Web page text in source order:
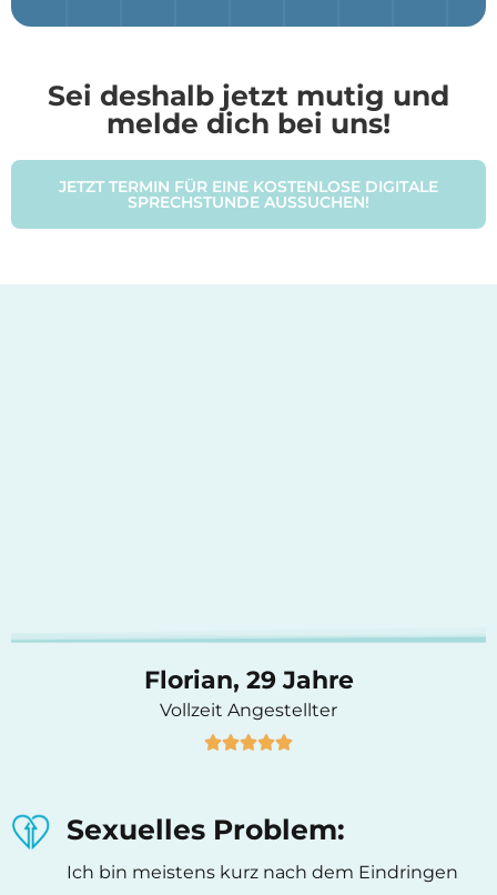
Sei deshalb jetzt mutig und
melde dich bei uns!
JETZT TERMIN FÜR EINE KOSTENLOSE DIGITALE
SPRECHSTUNDE AUSSUCHEN!
Florian, 29 Jahre
Vollzeit Angestellter

Sexuelles Problem:
Ich bin meistens kurz nach dem Eindringen